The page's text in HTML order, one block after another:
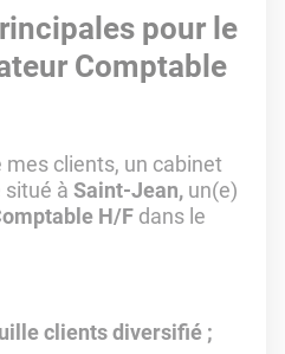
pour le
Comptable
mes clients, un cabinet
situé à Saint-Jean, un(e)
H/F dans le
clients diversifié ;